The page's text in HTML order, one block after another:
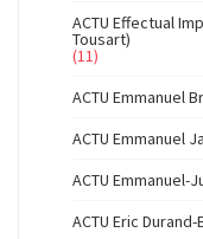
ACTU Effectual
Tousart)
(11)
ACTU Emmanuel
ACTU Emmanuel
ACTU Emmanuel-
ACTU Eric Durand-